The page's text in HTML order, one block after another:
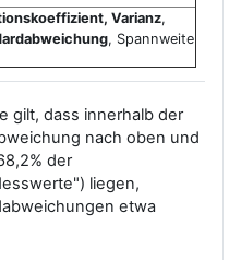
Varianz,
, Spannweite
gilt, dass innerhalb der
nach oben und
der
liegen,
etwa